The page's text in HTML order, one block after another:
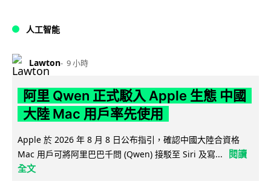
人工智能
Lawton 9 小時
阿里 Qwen 正式駁入 Apple 生態 中國
大陸 Mac 用戶率先使用
Apple 於 2026 年 8 月 8 日公布指引，確認中國大陸合資格
Mac 用戶可將阿里巴巴千問 (Qwen) 接駁至 Siri 及寫...
閱讀
全文